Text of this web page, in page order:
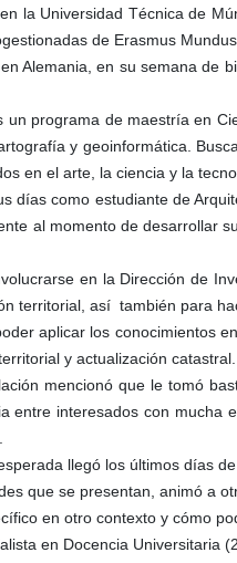
la Universidad Técnica de
de Erasmus
Alemania, en su semana de
un programa de maestría en
y geoinformática.
en el arte, la ciencia y la
días como estudiante de
al momento de desarrollar
en la Dirección de
territorial, así también para
aplicar los conocimientos
y actualización
mencionó que le tomó
entre interesados con mucha
llegó los últimos días
que se presentan, animó a
en otro contexto y cómo
en Docencia Universitaria